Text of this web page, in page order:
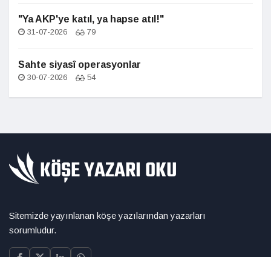
"Ya AKP'ye katıl, ya hapse atıl!"
31-07-2026 79
Sahte siyasî operasyonlar
30-07-2026 54
Sitemizde yayınlanan köşe yazılarından yazarları
sorumludur.